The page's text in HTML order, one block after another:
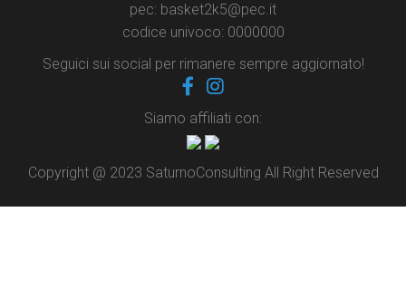
pec: basket2k5@pec.it
codice univoco: 0000000
Seguici sui social per rimanere sempre aggiornato!
Siamo affiliati con:
Copyright @ 2023 SaturnoConsulting All Right Reserved